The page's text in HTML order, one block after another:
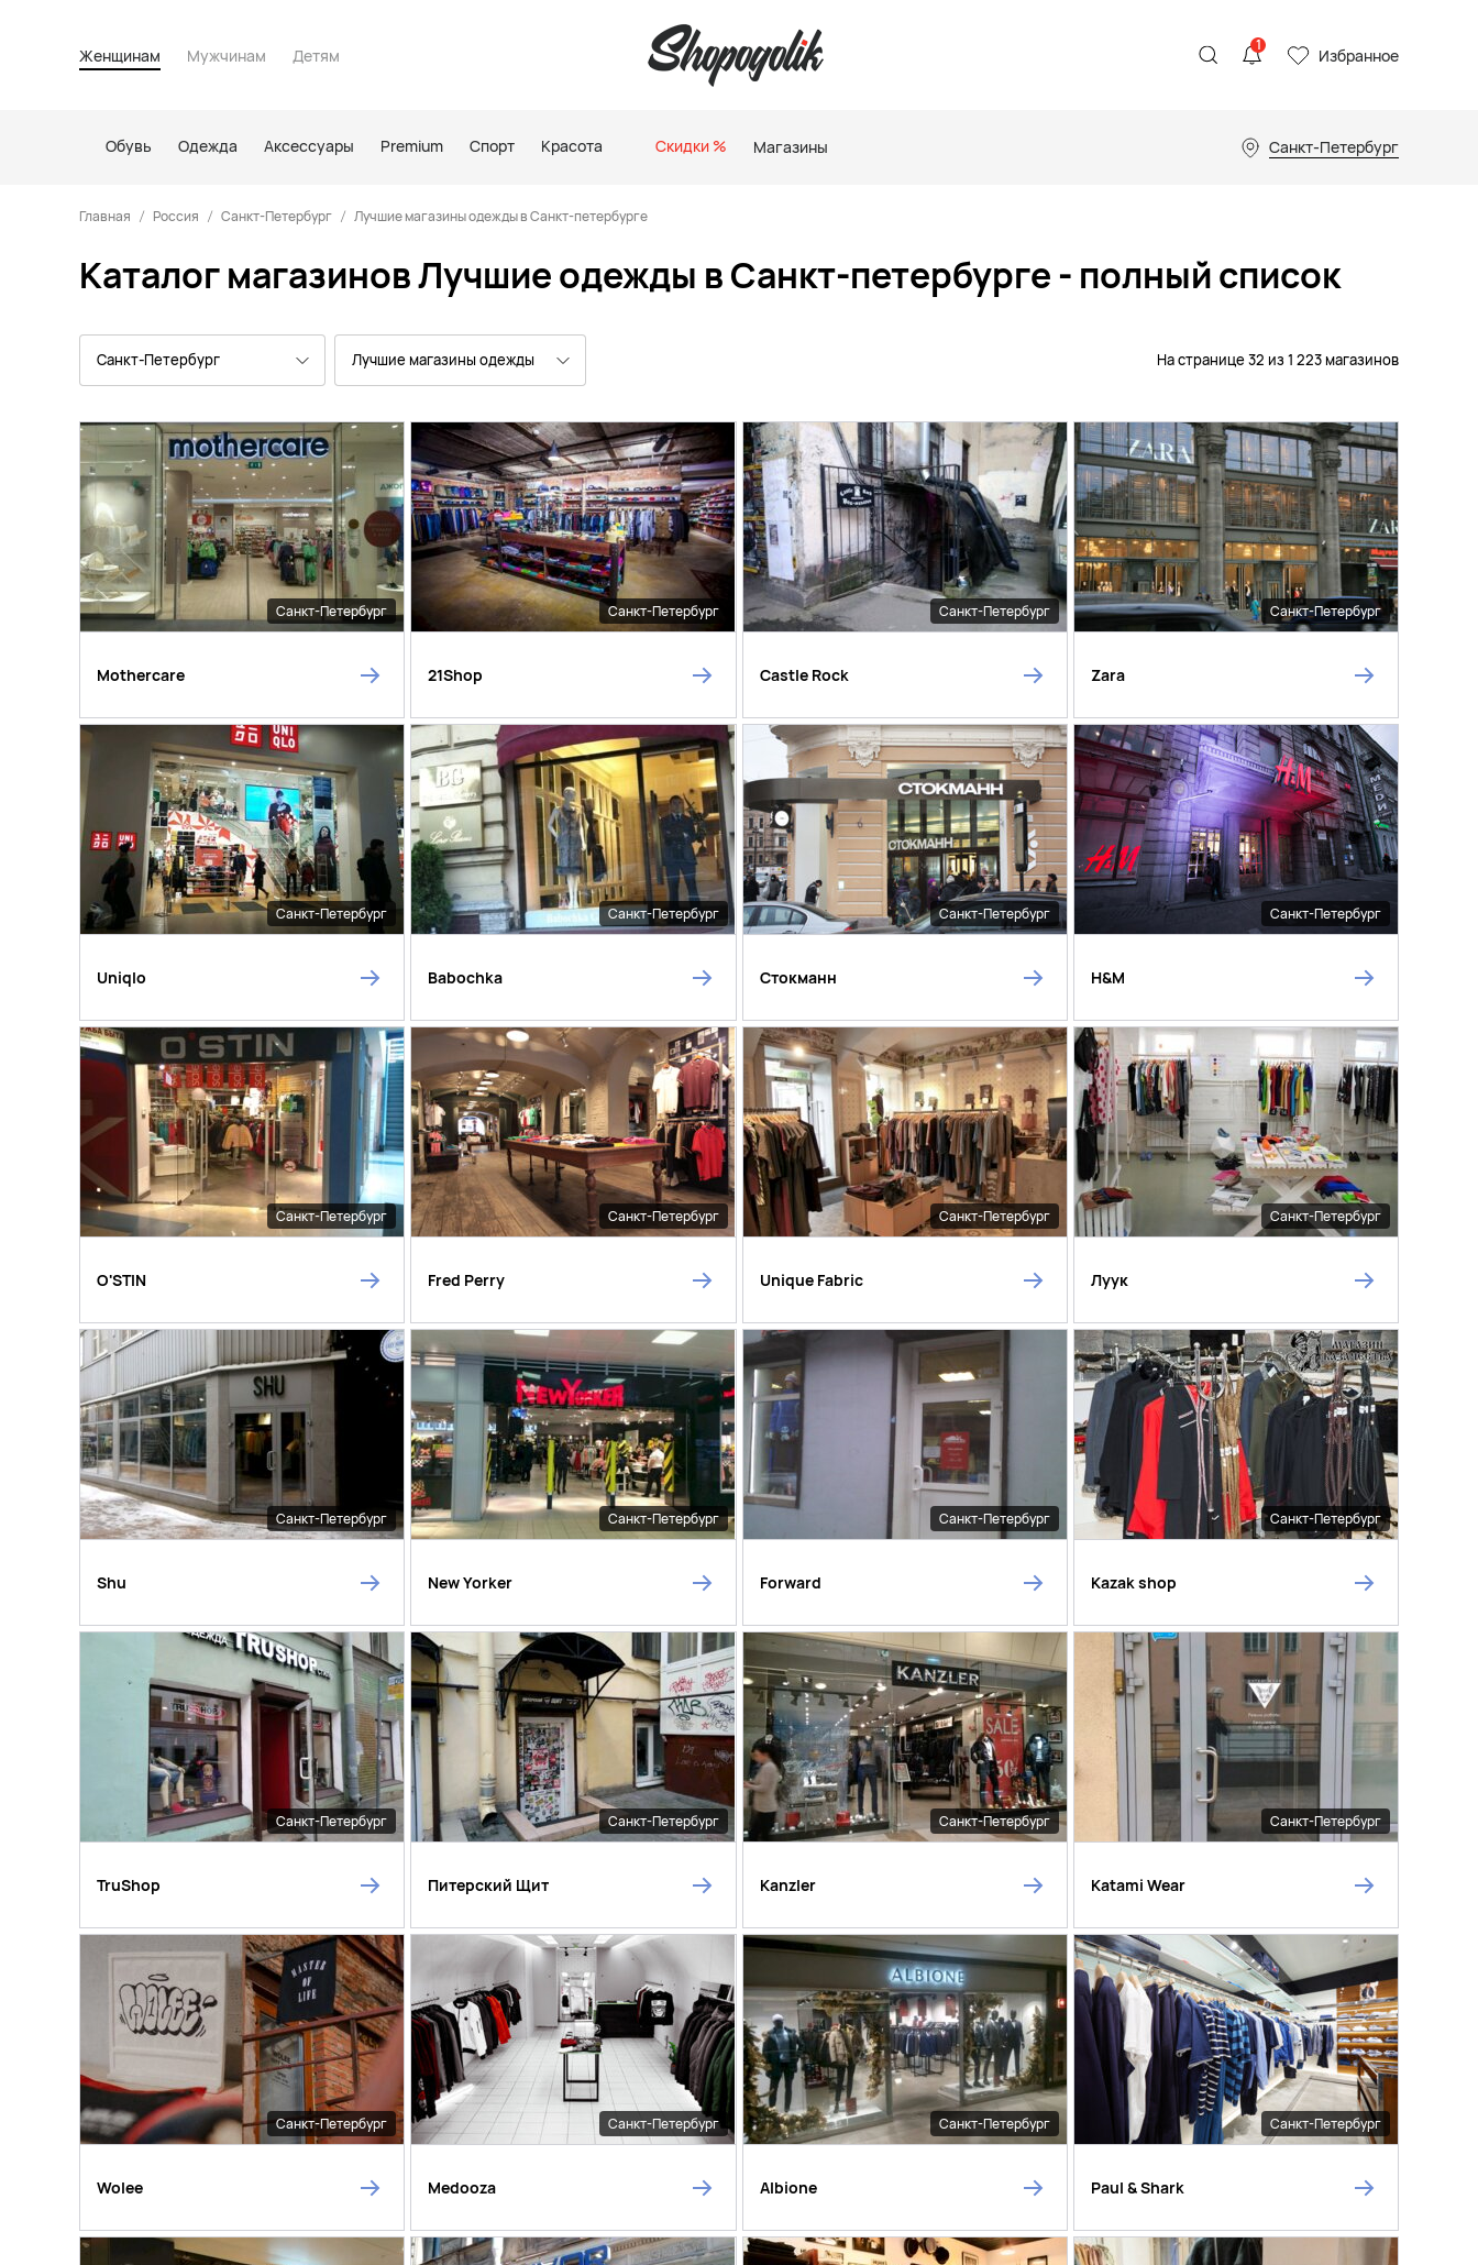
Женщинам Мужчинам Детям
1 Избранное
Обувь Одежда Аксессуары Premium Спорт Красота Скидки % Магазины Санкт-Петербург
Главная Россия Санкт-Петербург Лучшие магазины одежды в Санкт-петербурге
Каталог магазинов Лучшие одежды в Санкт-петербурге - полный список
Санкт-Петербург Лучшие магазины одежды На странице 32 из 1 223 магазинов
Санкт-Петербург
Mothercare
Санкт-Петербург
21Shop
Санкт-Петербург
Castle Rock
Санкт-Петербург
Zara
Санкт-Петербург
Uniqlo
Санкт-Петербург
Babochka
Санкт-Петербург
Стокманн
Санкт-Петербург
H&M
Санкт-Петербург
O'STIN
Санкт-Петербург
Fred Perry
Санкт-Петербург
Unique Fabric
Санкт-Петербург
Луук
Санкт-Петербург
Shu
Санкт-Петербург
New Yorker
Санкт-Петербург
Forward
Санкт-Петербург
Kazak shop
Санкт-Петербург
TruShop
Санкт-Петербург
Питерский Щит
Санкт-Петербург
Kanzler
Санкт-Петербург
Katami Wear
Санкт-Петербург
Wolee
Санкт-Петербург
Medooza
Санкт-Петербург
Albione
Санкт-Петербург
Paul & Shark